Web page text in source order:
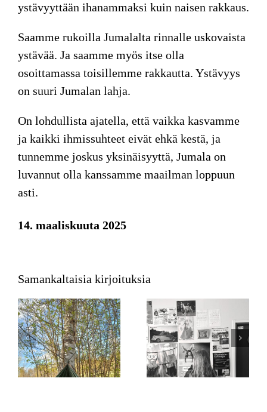
ystävyyttään ihanammaksi kuin naisen rakkaus.
Saamme rukoilla Jumalalta rinnalle uskovaista
ystävää. Ja saamme myös itse olla
osoittamassa toisillemme rakkautta. Ystävyys
on suuri Jumalan lahja.
On lohdullista ajatella, että vaikka kasvamme
ja kaikki ihmissuhteet eivät ehkä kestä, ja
tunnemme joskus yksinäisyyttä, Jumala on
luvannut olla kanssamme maailman loppuun
asti.
14. maaliskuuta 2025
Samankaltaisia kirjoituksia